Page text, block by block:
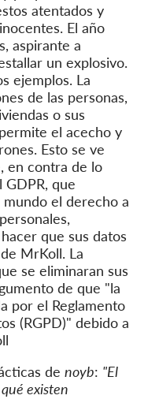
atentados y
El año
aspirante a
un explosivo.
ejemplos. La
de las personas,
o sus
el acecho y
Esto se ve
en contra de lo
que
el derecho a
que sus datos
MrKoll. La
se eliminaran sus
de que "la
por el Reglamento
(RGPD)" debido a
de noyb: "El
existen